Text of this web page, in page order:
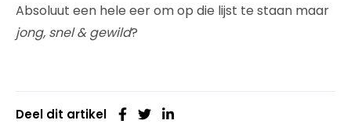
Absoluut een hele eer om op die lijst te staan maar
jong, snel & gewild?
Deel dit artikel